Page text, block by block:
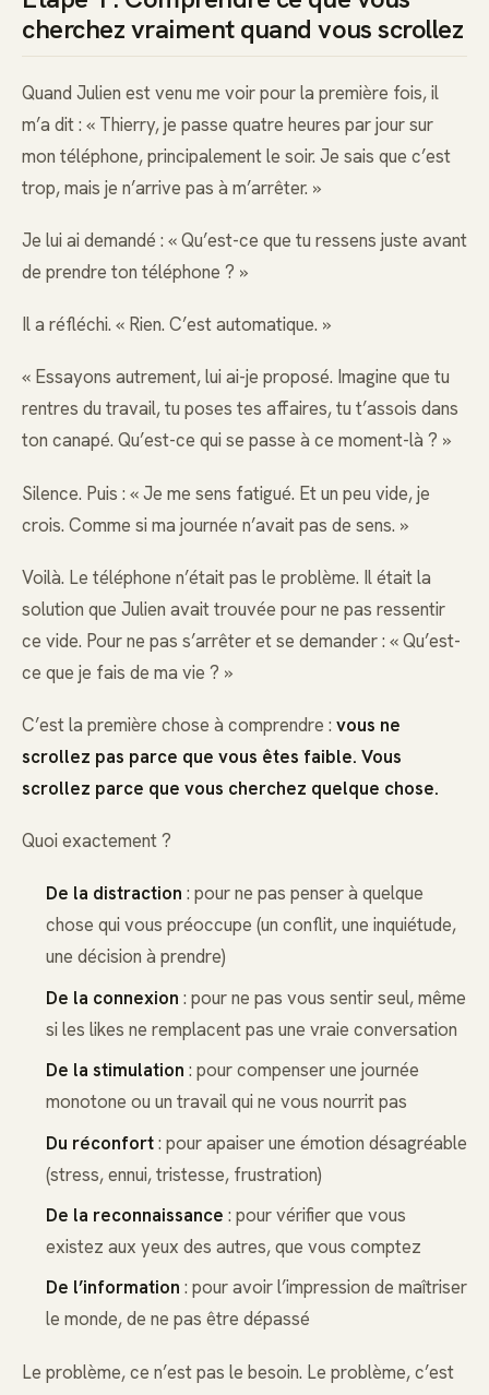
cherchez vraiment quand vous scrollez
Quand Julien est venu me voir pour la première fois, il
m’a dit : « Thierry, je passe quatre heures par jour sur
mon téléphone, principalement le soir. Je sais que c’est
trop, mais je n’arrive pas à m’arrêter. »
Je lui ai demandé : « Qu’est-ce que tu ressens juste avant
de prendre ton téléphone ? »
Il a réfléchi. « Rien. C’est automatique. »
« Essayons autrement, lui ai-je proposé. Imagine que tu
rentres du travail, tu poses tes affaires, tu t’assois dans
ton canapé. Qu’est-ce qui se passe à ce moment-là ? »
Silence. Puis : « Je me sens fatigué. Et un peu vide, je
crois. Comme si ma journée n’avait pas de sens. »
Voilà. Le téléphone n’était pas le problème. Il était la
solution que Julien avait trouvée pour ne pas ressentir
ce vide. Pour ne pas s’arrêter et se demander : « Qu’est-
ce que je fais de ma vie ? »
C’est la première chose à comprendre : vous ne
scrollez pas parce que vous êtes faible. Vous
scrollez parce que vous cherchez quelque chose.
Quoi exactement ?
De la distraction : pour ne pas penser à quelque
chose qui vous préoccupe (un conflit, une inquiétude,
une décision à prendre)
De la connexion : pour ne pas vous sentir seul, même
si les likes ne remplacent pas une vraie conversation
De la stimulation : pour compenser une journée
monotone ou un travail qui ne vous nourrit pas
Du réconfort: pour apaiser une émotion désagréable
(stress, ennui, tristesse, frustration)
De la reconnaissance : pour vérifier que vous
existez aux yeux des autres, que vous comptez
De l’information : pour avoir l’impression de maîtriser
le monde, de ne pas être dépassé
Le problème, ce n’est pas le besoin. Le problème, c’est